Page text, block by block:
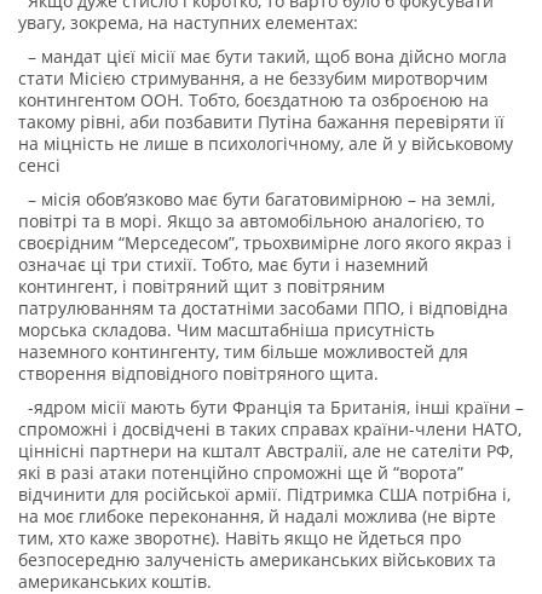
увагу, зокрема, на наступних елементах:
– мандат цієї місії має бути такий, щоб вона дійсно могла
стати Місією стримування, а не беззубим миротворчим
контингентом ООН. Тобто, боєздатною та озброєною на
такому рівні, аби позбавити Путіна бажання перевіряти її
на міцність не лише в психологічному, але й у військовому
сенсі
– місія обовʼязково має бути багатовимірною – на землі,
повітрі та в морі. Якщо за автомобільною аналогією, то
своєрідним “Мерседесом”, трьохвимірне лого якого якраз і
означає ці три стихії. Тобто, має бути і наземний
контингент, і повітряний щит з повітряним
патрулюванням та достатніми засобами ППО, і відповідна
морська складова. Чим масштабніша присутність
наземного контингенту, тим більше можливостей для
створення відповідного повітряного щита.
-ядром місії мають бути Франція та Британія, інші країни –
спроможні і досвідчені в таких справах країни-члени НАТО,
ціннісні партнери на кшталт Австралії, але не сателіти РФ,
які в разі атаки потенційно спроможні ще й “ворота”
відчинити для російської армії. Підтримка США потрібна і,
на моє глибоке переконання, й надалі можлива (не вірте
тим, хто каже зворотнє). Навіть якщо не йдеться про
безпосередню залученість американських військових та
американських коштів.